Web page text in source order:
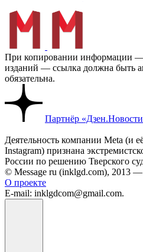
При копировании информации —
изданий — ссылка должна быть
обязательна.
Партнёр
Деятельность компании Meta (и
Instagram) признана
России по решению Тверского
© Message ru (inklgd.com), 2013
О проекте
E-mail: inklgdcom@gmail.com.